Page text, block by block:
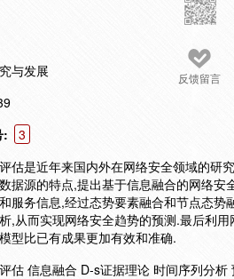
反馈留言
与发展
:
3
估是近年来国内外在网络安全领域的研
据源的特点,提出基于信息融合的网络
服务信息,经过态势要素融合和节点态
,从而实现网络安全趋势的预测.最后利
型比已有成果更加有效和准确.
估 信息融合 D-s证据理论 时间序列分析